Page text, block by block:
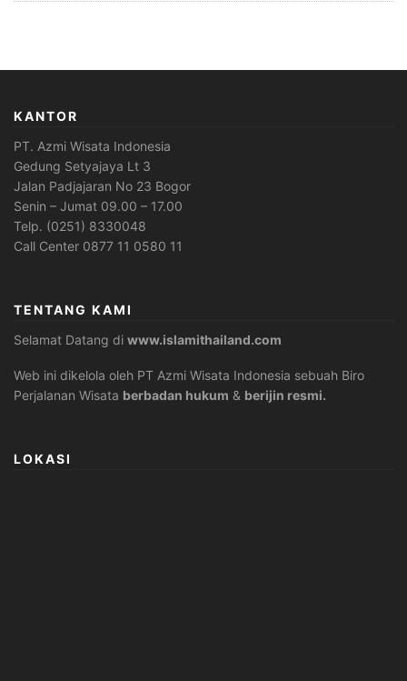
KANTOR
PT. Azmi Wisata Indonesia
Gedung Setyajaya Lt 3
Jalan Padjajaran No 23 Bogor
Senin – Jumat 09.00 – 17.00
Telp. (0251) 8330048
Call Center 0877 11 0580 11
TENTANG KAMI
Selamat Datang di www.islamithailand.com
Web ini dikelola oleh PT Azmi Wisata Indonesia sebuah Biro
Perjalanan Wisata berbadan hukum & berijin resmi.
LOKASI